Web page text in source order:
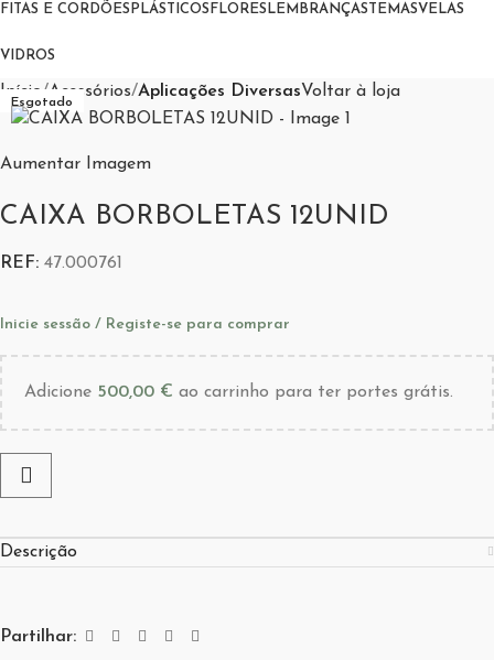
FITAS E CORDÕES PLÁSTICOS FLORES LEMBRANÇASTEMASVELAS
VIDROS
Início Acessórios Aplicações DiversasVoltar à loja
Esgotado
Aumentar Imagem
CAIXA BORBOLETAS 12UNID
REF: 47.000761
Inicie sessão / Registe-se para comprar
Adicione 500,00 € ao carrinho para ter portes grátis.
Descrição
Partilhar: